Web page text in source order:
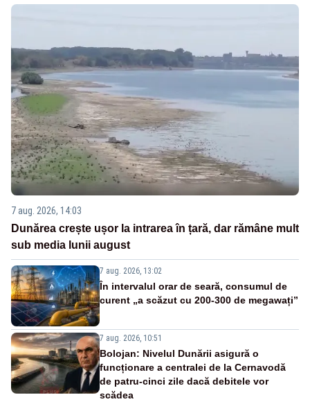
7 aug. 2026, 14:03
Dunărea crește ușor la intrarea în țară, dar rămâne mult
sub media lunii august
7 aug. 2026, 13:02
În intervalul orar de seară, consumul de
curent „a scăzut cu 200-300 de megawați”
7 aug. 2026, 10:51
Bolojan: Nivelul Dunării asigură o
funcționare a centralei de la Cernavodă
de patru-cinci zile dacă debitele vor
scădea